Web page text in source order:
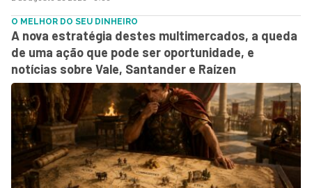
O MELHOR DO SEU DINHEIRO
A nova estratégia destes multimercados, a queda
de uma ação que pode ser oportunidade, e
notícias sobre Vale, Santander e Raízen